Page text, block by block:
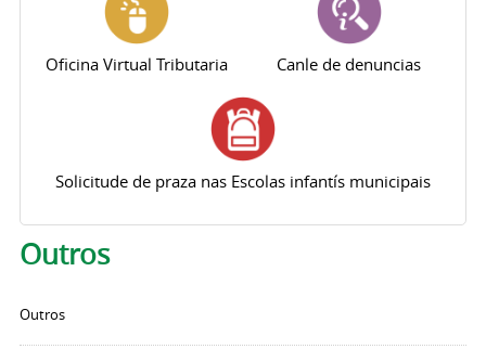
Oficina Virtual Tributaria Canle de denuncias
Solicitude de praza nas Escolas infantís municipais
Outros
Outros